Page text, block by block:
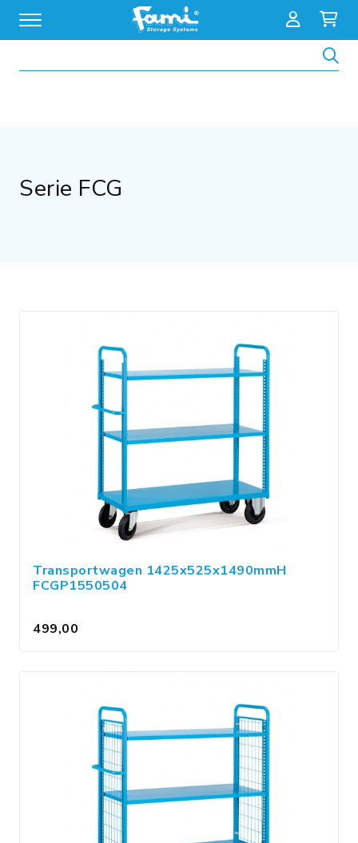
Serie FCG
Transportwagen 1425x525x1490mmH
FCGP1550504
499,00